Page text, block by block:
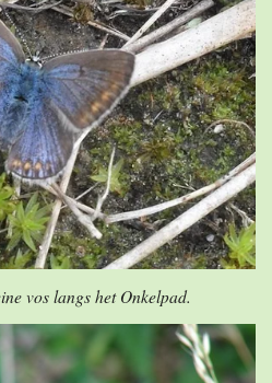
vos langs het Onkelpad.